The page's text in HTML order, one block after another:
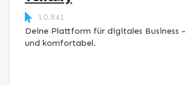
10.841
Deine Plattform für digitales Business
und komfortabel.